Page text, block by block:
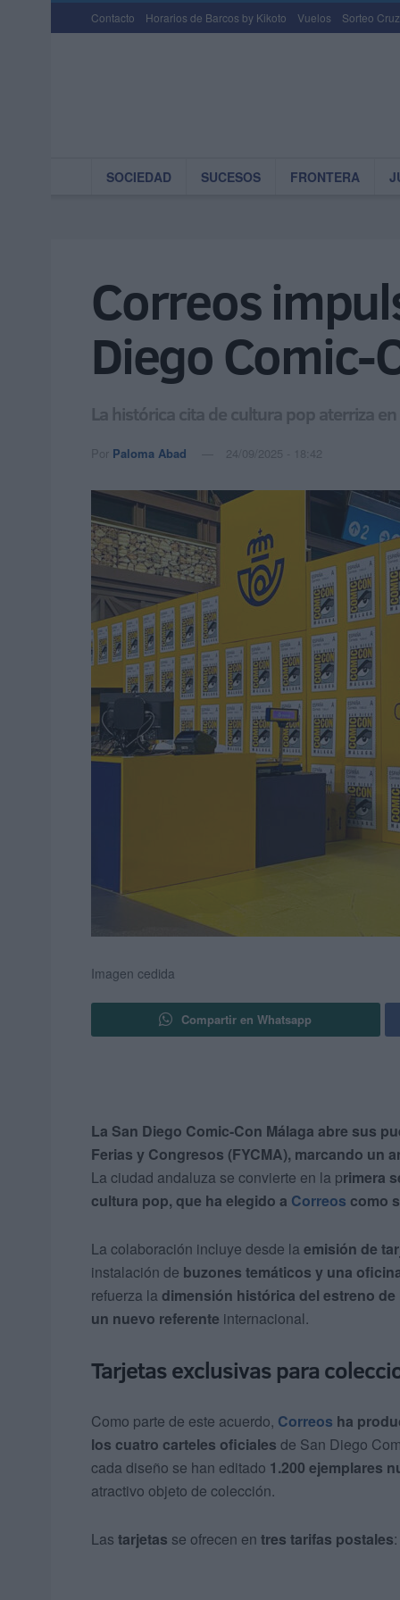
Contacto Horarios de Barcos by Kikoto Vuelos Sorteo
SOCIEDAD SUCESOS FRONTERA
Correos
Diego Comic-
La histórica cita de cultura pop aterriza
Por Paloma Abad 24/09/2025 - 18:42
Imagen cedida
Compartir en Whatsapp
La San Diego Comic-Con Málaga abre sus
Ferias y Congresos (FYCMA), marcando un
La ciudad andaluza se convierte en la primera
cultura pop, que ha elegido a Correos como
La colaboración incluye desde la emisión de
instalación de buzones temáticos y una
refuerza la dimensión histórica del estreno
un nuevo referente internacional.
Tarjetas exclusivas para
Como parte de este acuerdo, Correos ha
los cuatro carteles oficiales de San Diego
cada diseño se han editado 1.200 ejemplares
atractivo objeto de colección.
Las tarjetas se ofrecen en tres tarifas postales: